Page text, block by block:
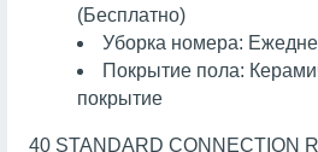
(Бесплатно)
Уборка номера:
Покрытие пола:
покрытие
40 STANDARD CONNECTION